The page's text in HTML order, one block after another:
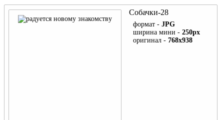
Танки
Корабли ВМФ
День ВДВ
Собачки-28
формат - JPG
ширина мини - 250px
оригинал - 768x938